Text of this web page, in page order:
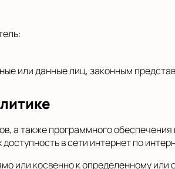
или данные лиц, законным
а также программного
в сети интернет по
или косвенно к определенному